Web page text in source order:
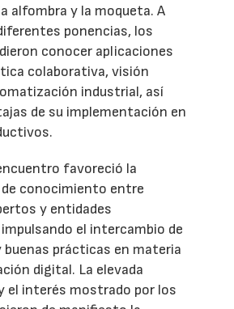
alfombra y la moqueta. A
ponencias, los
conocer aplicaciones
colaborativa, visión
industrial, así
de su implementación en
favoreció la
conocimiento entre
y entidades
el intercambio de
buenas prácticas en materia
digital. La elevada
el interés mostrado por los